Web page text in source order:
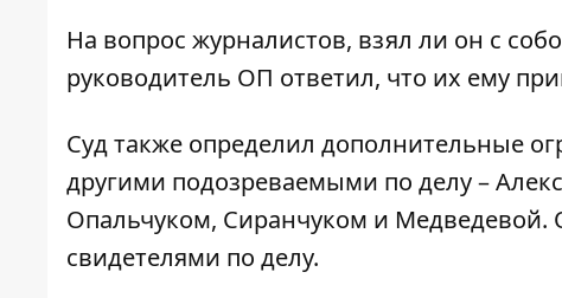
На вопрос журналистов, взял ли он с
руководитель ОП ответил, что их ему
Суд также определил дополнительные
другими подозреваемыми по делу –
Опальчуком, Сиранчуком и Медведевой.
свидетелями по делу.